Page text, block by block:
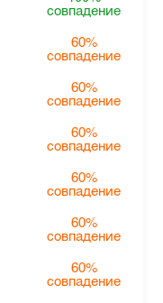
совпадение
60%
совпадение
60%
совпадение
60%
совпадение
60%
совпадение
60%
совпадение
60%
совпадение